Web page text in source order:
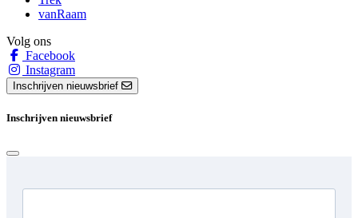
vanRaam
Volg ons
Facebook
Instagram
Inschrijven nieuwsbrief
Inschrijven nieuwsbrief